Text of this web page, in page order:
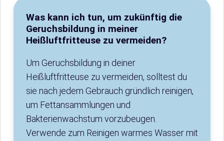
Was kann ich tun, um zukünftig die
Geruchsbildung in meiner
Heißluftfritteuse zu vermeiden?
Um Geruchsbildung in deiner
Heißluftfritteuse zu vermeiden, solltest du
sie nach jedem Gebrauch gründlich reinigen,
um Fettansammlungen und
Bakterienwachstum vorzubeugen.
Verwende zum Reinigen warmes Wasser mit